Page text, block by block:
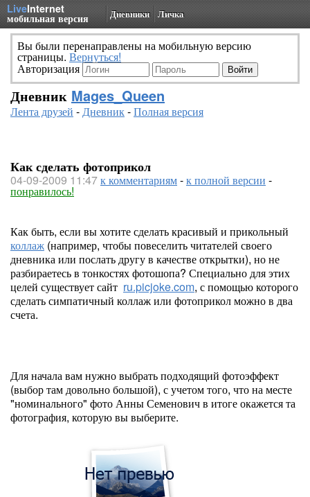
LiveInternet
мобильная версия Дневники Личка
Вы были перенаправлены на мобильную версию
страницы. Вернуться!
Авторизация
Дневник Mages_Queen
Лента друзей -Дневник-Полная версия
Как сделать фотоприкол
04-09-2009 11:47к комментариям-к полной версии -
понравилось!
Как быть, если вы хотите сделать красивый и прикольный
коллаж (например, чтобы повеселить читателей своего
дневника или послать другу в качестве открытки), но не
разбираетесь в тонкостях фотошопа? Специально для этих
целей существует сайт ru.picjoke.com, с помощью которого
сделать симпатичный коллаж или фотоприкол можно в два
счета.
Для начала вам нужно выбрать подходящий фотоэффект
(выбор там довольно большой), с учетом того, что на месте
"номинального" фото Анны Семенович в итоге окажется та
фотография, которую вы выберите.